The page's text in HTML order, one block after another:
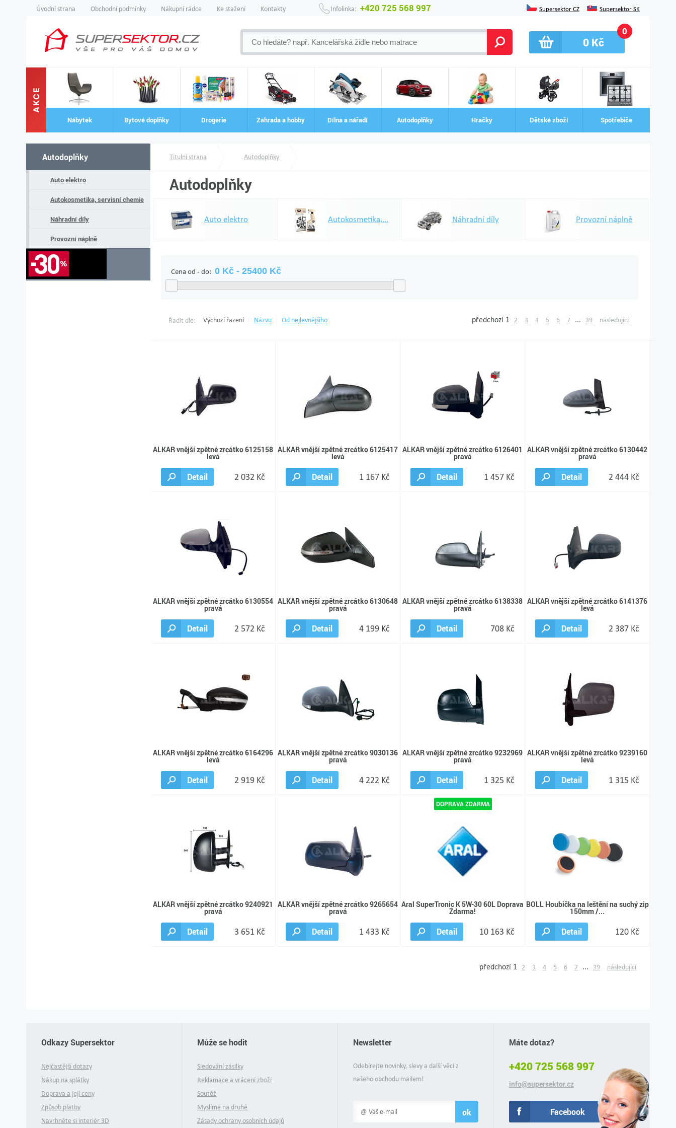
Úvodní strana Obchodní podmínky Nákupní rádce Ke stažení Kontakty Infolinka: +420 725 568 997 Supersektor CZ Supersektor SK
0Kč
0
AKCE
Nábytek Bytové doplňky Drogerie Zahrada a hobby Dílna a nářadí Autodoplňky Hračky Dětské zboží Spotřebiče
Autodoplňky
Auto elektro
Autokosmetika, servisní chemie
Náhradní díly
Provozní náplně
Titulní strana Autodoplňky
Autodoplňky
Auto elektro Autokosmetika,... Náhradní díly Provozní náplně
Cena od - do:
Řadit dle: Výchozí řazení Názvu Od nejlevnějšího předchozí 1 2 3 4 5 6 7 ... 39 následující
ALKAR vnější zpětné zrcátko 6125158
levá
Detail 2 032 Kč
ALKAR vnější zpětné zrcátko 6125417
levá
Detail 1 167 Kč
ALKAR vnější zpětné zrcátko 6126401
pravá
Detail 1 457 Kč
ALKAR vnější zpětné zrcátko 6130442
pravá
Detail 2 444 Kč
ALKAR vnější zpětné zrcátko 6130554
pravá
Detail 2 572 Kč
ALKAR vnější zpětné zrcátko 6130648
pravá
Detail 4 199 Kč
ALKAR vnější zpětné zrcátko 6138338
pravá
Detail 708 Kč
ALKAR vnější zpětné zrcátko 6141376
levá
Detail 2 387 Kč
ALKAR vnější zpětné zrcátko 6164296
levá
Detail 2 919 Kč
ALKAR vnější zpětné zrcátko 9030136
pravá
Detail 4 222 Kč
ALKAR vnější zpětné zrcátko 9232969
pravá
Detail 1 325 Kč
ALKAR vnější zpětné zrcátko 9239160
levá
Detail 1 315 Kč
ALKAR vnější zpětné zrcátko 9240921
pravá
Detail 3 651 Kč
ALKAR vnější zpětné zrcátko 9265654
pravá
Detail 1 433 Kč
Aral SuperTronic K 5W-30 60L Doprava
Zdarma!
Detail 10 163 Kč
BOLL Houbička na leštění na suchý zip
150mm /...
Detail 120 Kč
předchozí 1 2 3 4 5 6 7 ... 39 následující
Odkazy Supersektor
Nejčastější dotazy
Nákup na splátky
Doprava a její ceny
Způsob platby
Navrhněte si interiér 3D
Může se hodit
Sledování zásilky
Reklamace a vrácení zboží
Soutěž
Myslíme na druhé
Zásady ochrany osobních údajů
Newsletter
Odebírejte novinky, slevy a další věci z
našeho obchodu mailem!
ok
Máte dotaz?
+420 725 568 997
info@supersektor.cz
Facebook